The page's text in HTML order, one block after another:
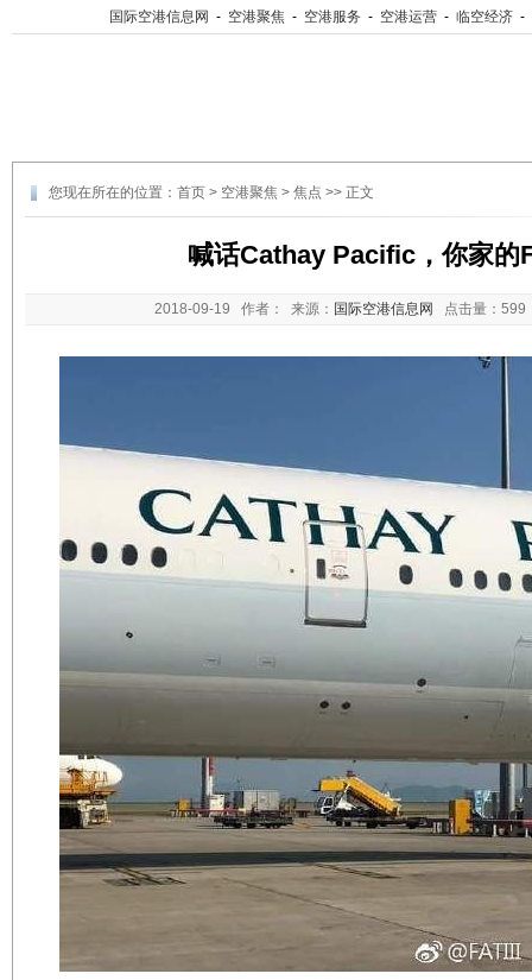
国际空港信息网 - 空港聚焦 - 空港服务 - 空港运营 - 临空经济 -
您现在所在的位置： 首页 > 空港聚焦 > 焦点 >> 正文
喊话Cathay Pacific，你家的
2018-09-19 作者： 来源： 国际空港信息网 点击量：